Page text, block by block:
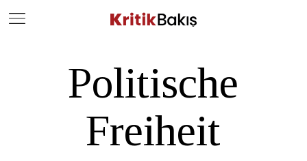
Politische
Freiheit